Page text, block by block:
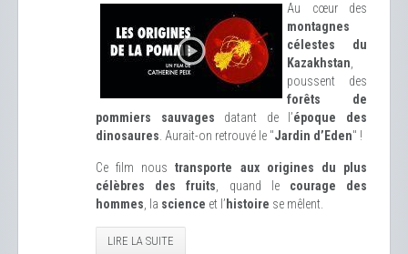
Au cœur des
montagnes
célestes du
Kazakhstan
poussent des
forêts de
pommiers sauvages datant de l’époque des
dinosaures . Aurait-on retrouvé le "Jardin d’Eden" !
Ce film nous transporte aux origines du plus
célèbres des fruits , quand le courage des
hommes , la science et l’ histoire se mêlent.
LIRE LA SUITE